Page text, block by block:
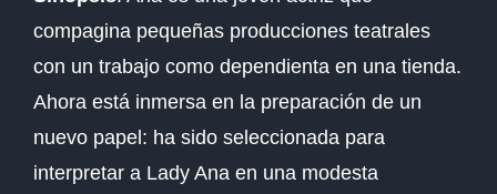
compagina pequeñas producciones teatrales
con un trabajo como dependienta en una tienda.
Ahora está inmersa en la preparación de un
nuevo papel: ha sido seleccionada para
interpretar a Lady Ana en una modesta